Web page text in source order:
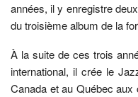
années, il y enregistre
du troisième album de la
À la suite de ces trois
international, il crée le
Canada et au Québec aux